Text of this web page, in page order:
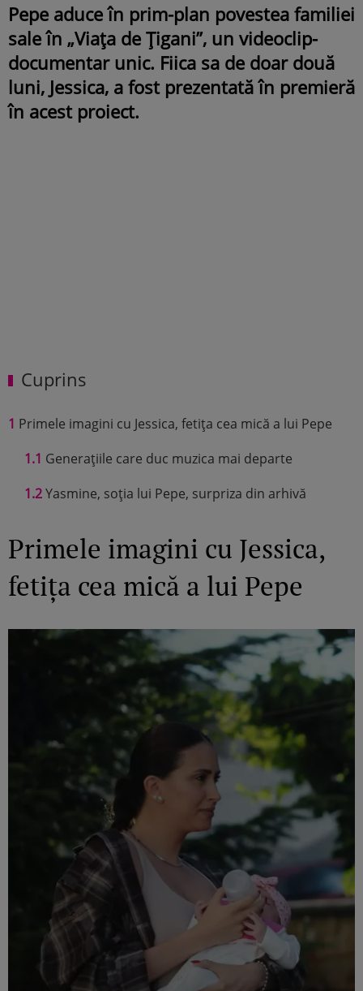
Pepe aduce în prim-plan povestea familiei
sale în „Viața de Țigani”, un videoclip-
documentar unic. Fiica sa de doar două
luni, Jessica, a fost prezentată în premieră
în acest proiect.
Cuprins
1 Primele imagini cu Jessica, fetița cea mică a lui Pepe
1.1 Generațiile care duc muzica mai departe
1.2Yasmine, soția lui Pepe, surpriza din arhivă
Primele imagini cu Jessica,
fetița cea mică a lui Pepe